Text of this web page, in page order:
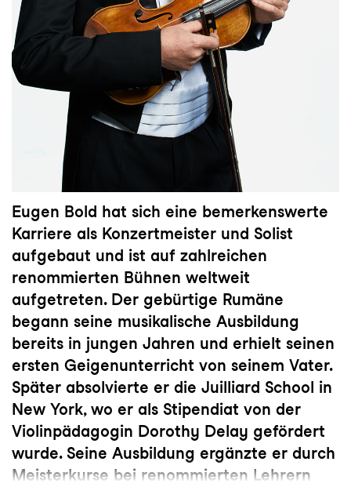
Eugen Bold hat sich eine bemerkenswerte
Karriere als Konzertmeister und Solist
aufgebaut und ist auf zahlreichen
renommierten Bühnen weltweit
aufgetreten. Der gebürtige Rumäne
begann seine musikalische Ausbildung
bereits in jungen Jahren und erhielt seinen
ersten Geigenunterricht von seinem Vater.
Später absolvierte er die Juilliard School in
New York, wo er als Stipendiat von der
Violinpädagogin Dorothy Delay gefördert
wurde. Seine Ausbildung ergänzte er durch
Meisterkurse bei renommierten Lehrern